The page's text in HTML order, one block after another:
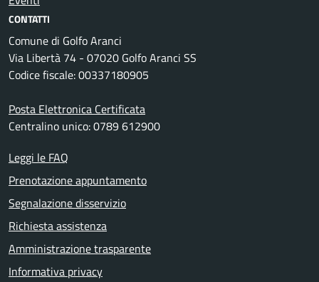
CONTATTI
Comune di Golfo Aranci
Via Libertà 74 - 07020 Golfo Aranci SS
Codice fiscale: 00337180905
Posta Elettronica Certificata
Centralino unico: 0789 612900
Leggi le FAQ
Prenotazione appuntamento
Segnalazione disservizio
Richiesta assistenza
Amministrazione trasparente
Informativa privacy